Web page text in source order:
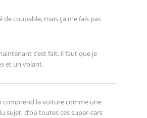
de coupable, mais ça me fais pas
c’est fait, il faut que je
et un volant.
comprend la voiture comme une
sujet, d’où toutes ces super-cars